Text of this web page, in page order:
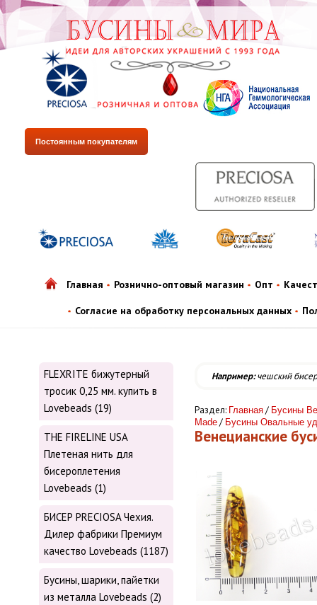
Постоянным покупателям
Главная Рознично-оптовый магазин Опт
Согласие на обработку персональных данных
FLEXRITE бижутерный
тросик 0,25 мм. купить в
Lovebeads (19)
THE FIRELINE USA
Плетеная нить для
бисероплетения
Lovebeads (1)
БИСЕР PRECIOSA Чехия.
Дилер фабрики Премиум
качество Lovebeads (1187)
Бусины, шарики, пайетки
из металла Lovebeads (2)
Например:чешский бисер
Раздел: Главная / Бусины
Made / Бусины Овальные
Венецианские